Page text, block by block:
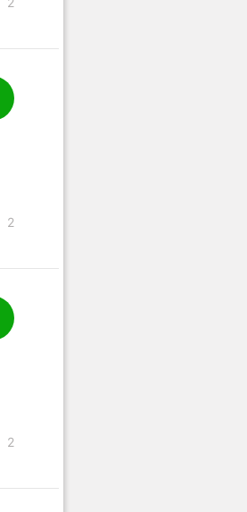
2
2